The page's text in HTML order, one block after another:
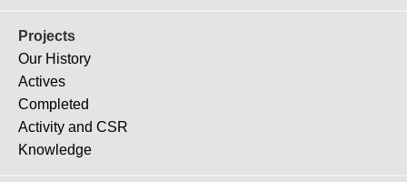
Projects
Our History
Actives
Completed
Activity and CSR
Knowledge